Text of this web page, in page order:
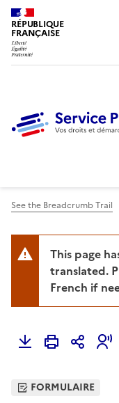
RÉPUBLIQUE
FRANÇAISE
See the Breadcrumb Trail
This page has been automatically
translated.
French if
FORMULAIRE